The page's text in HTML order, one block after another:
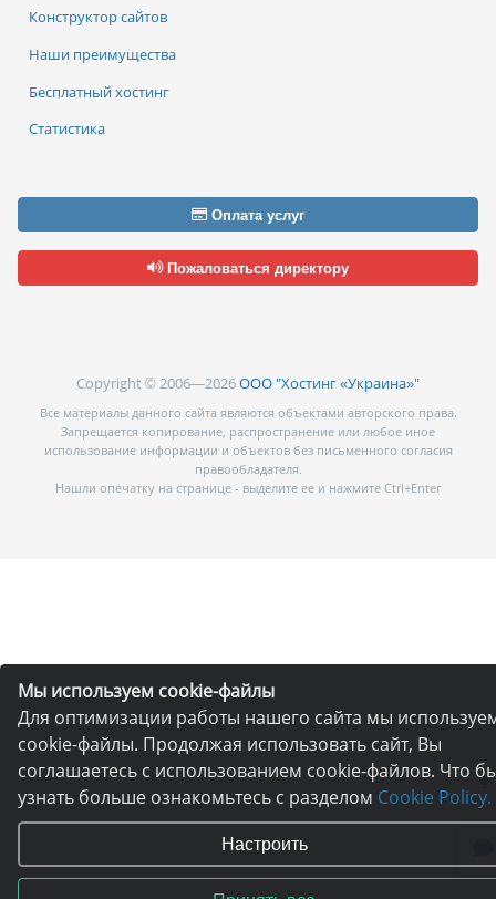
Мы используем cookie-файлы
Для оптимизации работы нашего сайта мы
cookie-файлы. Продолжая использовать сайт, Вы
соглашаетесь с использованием cookie-файлов. Что
узнать больше ознакомьтесь с разделом Cookie Policy.
Настроить
Конструктор сайтов
Наши преимущества
Бесплатный хостинг
Статистика
Оплата услуг
Пожаловаться директору
Copyright © 2006—2026ООО "Хостинг «Украина»"
Все материалы данного сайта являются объектами авторского права.
Запрещается копирование, распространение или любое иное
использование информации и объектов без письменного согласия
правообладателя.
Нашли опечатку на странице - выделите ее и нажмите Ctrl+Enter